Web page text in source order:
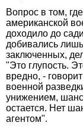
Вопрос в том,
американской
доходило до
добивались
заключенных,
"Это глупость.
вредно, -
военной
унижением,
остается. Нет
агентом".